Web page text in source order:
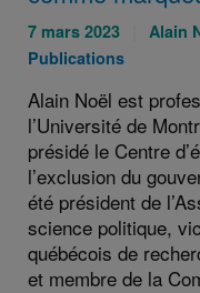
Publié
le
7 mars 2023 Alain
Publications
Alain Noël est
l’Université de
présidé le Centre
l’exclusion du
été président de
science politique,
québécois de
et membre de la